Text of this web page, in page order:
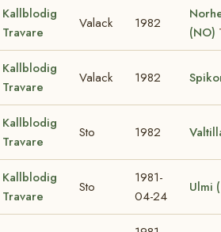
Kallblodig
Travare
Valack 1982
(NO)
Kallblodig
Travare
Valack 1982
Kallblodig
Travare
Sto 1982
Kallblodig
Travare
Sto
1981-
04-24
Ulmi